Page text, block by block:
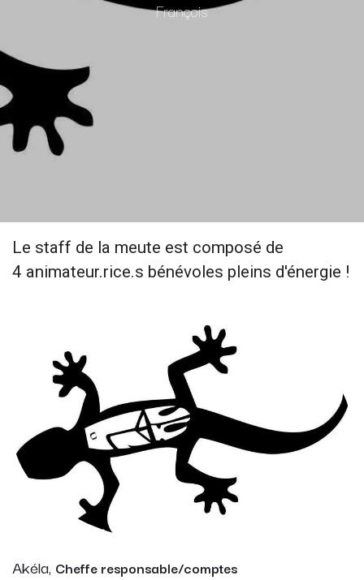
François
Le staff de la meute est composé de
4 animateur.rice.s bénévoles pleins d'énergie !
Akéla, Cheffe responsable/comptes